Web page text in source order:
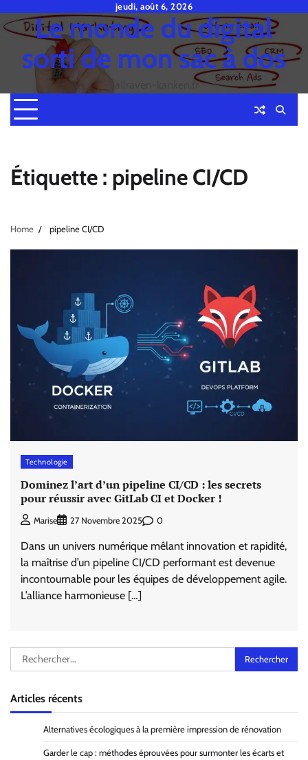
to
content
jeudi, août 6, 2026
Le monde du digital
sorti de mon sac à dos
fjallraven-kanken.fr
Étiquette : pipeline CI/CD
Home pipeline CI/CD
Technologie
Dominez l’art d’un pipeline CI/CD : les secrets
pour réussir avec GitLab CI et Docker !
Marise 27 Novembre 2025 0
Dans un univers numérique mêlant innovation et rapidité,
la maîtrise d’un pipeline CI/CD performant est devenue
incontournable pour les équipes de développement agile.
L’alliance harmonieuse […]
Rechercher :
Articles récents
Alternatives écologiques à la première impression de rénovation
Garder le cap : méthodes éprouvées pour surmonter les écarts et